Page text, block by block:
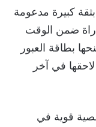
بثقة كبيرة مدعومة
من الهزائم في آخر 17 مباراة ضمن الوقت
بطاقة العبور
في آخر
قوية في